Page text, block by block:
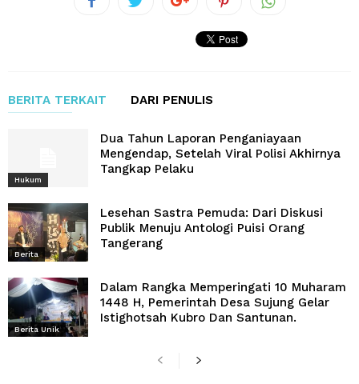
BERITA TERKAIT DARI PENULIS
Hukum
Dua Tahun Laporan Penganiayaan
Mengendap, Setelah Viral Polisi Akhirnya
Tangkap Pelaku
Berita
Lesehan Sastra Pemuda: Dari Diskusi
Publik Menuju Antologi Puisi Orang
Tangerang
Berita Unik
Dalam Rangka Memperingati 10 Muharam
1448 H, Pemerintah Desa Sujung Gelar
Istighotsah Kubro Dan Santunan.